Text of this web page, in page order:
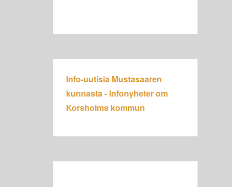
Info-uutisia Mustasaaren
kunnasta - Infonyheter om
Korsholms kommun